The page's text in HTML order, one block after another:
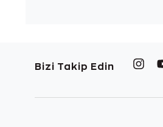
Bizi Takip Edin